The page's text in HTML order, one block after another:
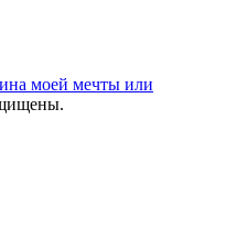
моей мечты или